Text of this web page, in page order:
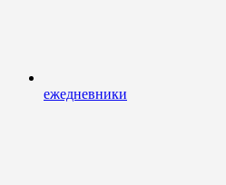
ежедневники